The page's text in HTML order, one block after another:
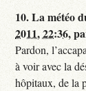
10.La météo
2011, 22:36,
Pardon,
à voir avec la
hôpitaux, de la